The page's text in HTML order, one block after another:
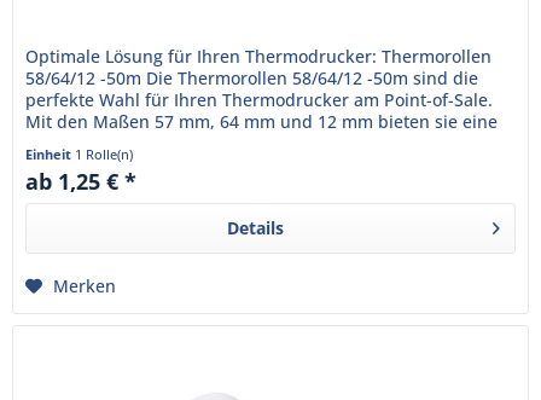
Optimale Lösung für Ihren Thermodrucker: Thermorollen
58/64/12 -50m Die Thermorollen 58/64/12 -50m sind die
perfekte Wahl für Ihren Thermodrucker am Point-of-Sale.
Mit den Maßen 57 mm, 64 mm und 12 mm bieten sie eine
Lauflänge von...
Einheit 1 Rolle(n)
ab 1,25 € *
Details
Merken